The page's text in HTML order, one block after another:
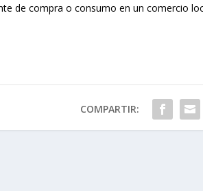
de compra o consumo en un comercio
COMPARTIR: